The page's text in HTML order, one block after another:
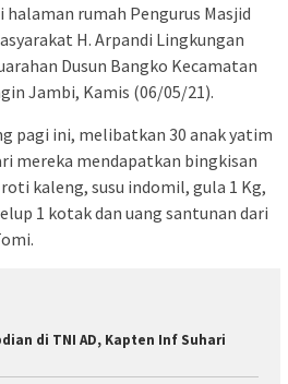
rumah Pengurus Masjid
H. Arpandi Lingkungan
Dusun Bangko Kecamatan
Jambi, Kamis (06/05/21).
pagi ini, melibatkan 30 anak yatim
mereka mendapatkan bingkisan
kaleng, susu indomil, gula 1 Kg,
1 kotak dan uang santunan dari
di TNI AD, Kapten Inf Suhari